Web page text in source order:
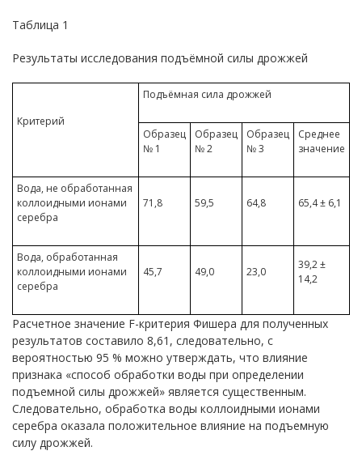
Таблица 1
Результаты исследования подъёмной силы дрожжей
Критерий
Подъёмная сила дрожжей
Образец
№ 1
Образец
№ 2
Образец
№ 3
Среднее
значение
Вода, не обработанная
коллоидными ионами
серебра
71,8 59,5 64,8 65,4 ± 6,1
Вода, обработанная
коллоидными ионами
серебра
45,7 49,0 23,0
39,2 ±
14,2
Расчетное значение F-критерия Фишера для полученных
результатов составило 8,61, следовательно, с
вероятностью 95 % можно утверждать, что влияние
признака «способ обработки воды при определении
подъемной силы дрожжей» является существенным.
Следовательно, обработка воды коллоидными ионами
серебра оказала положительное влияние на подъемную
силу дрожжей.